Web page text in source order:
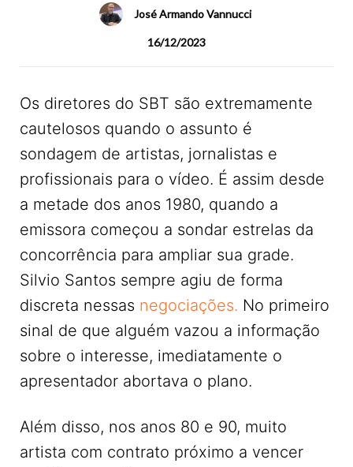
José Armando Vannucci
16/12/2023
Os diretores do SBT são extremamente
cautelosos quando o assunto é
sondagem de artistas, jornalistas e
profissionais para o vídeo. É assim desde
a metade dos anos 1980, quando a
emissora começou a sondar estrelas da
concorrência para ampliar sua grade.
Silvio Santos sempre agiu de forma
discreta nessas negociações. No primeiro
sinal de que alguém vazou a informação
sobre o interesse, imediatamente o
apresentador abortava o plano.
Além disso, nos anos 80 e 90, muito
artista com contrato próximo a vencer